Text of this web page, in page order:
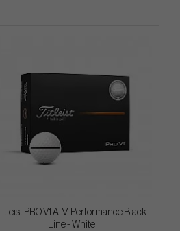
Titleist PRO V1 AIM Performance Black
Line - White